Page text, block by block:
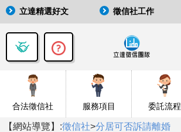
合法徵信社 服務項目 委託流程
立達精選好文 徵信社工作
【網站導覽】:徵信社>分居可否訴請離婚